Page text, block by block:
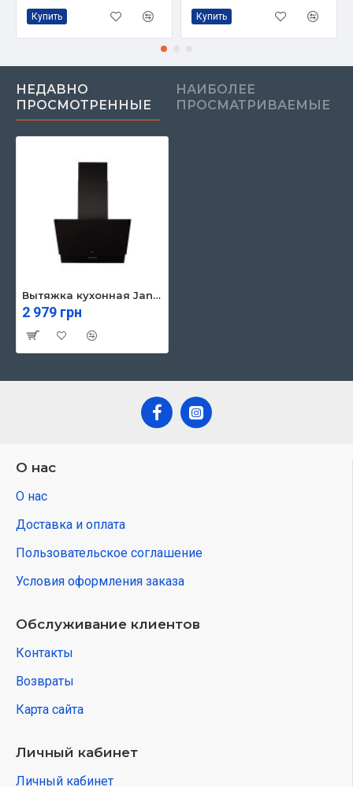
Купить Купить
НЕДАВНО
ПРОСМОТРЕННЫЕ
НАИБОЛЕЕ
ПРОСМАТРИВАЕМЫЕ
Вытяжка кухонная Jantar VRT 650 LED 60 BL
2 979 грн
О нас
О нас
Доставка и оплата
Пользовательское соглашение
Условия оформления заказа
Обслуживание клиентов
Контакты
Возвраты
Карта сайта
Личный кабинет
Личный кабинет